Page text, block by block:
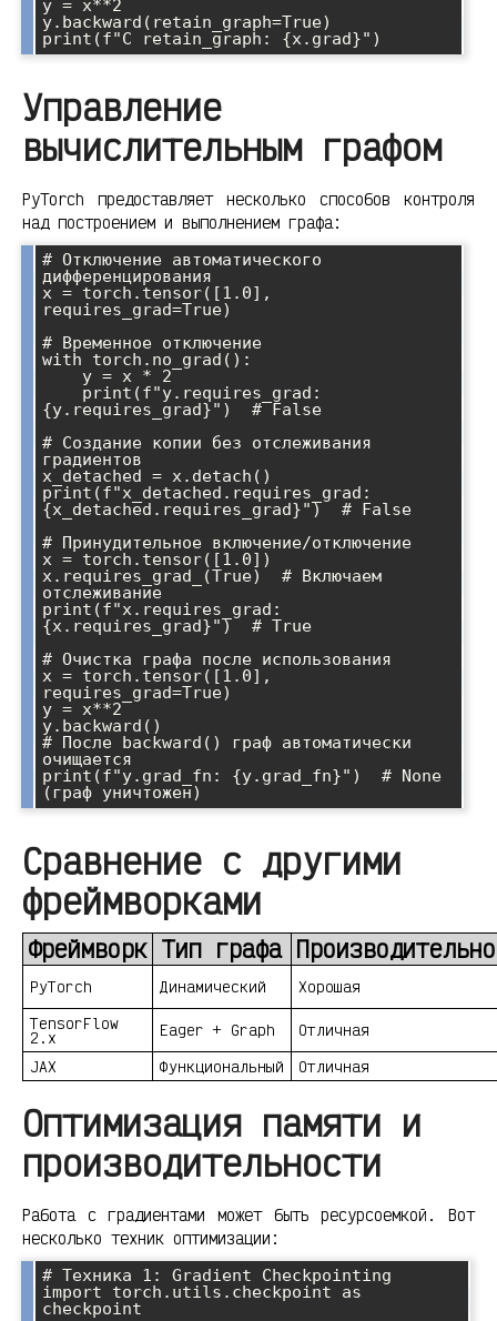
y = x**2
y.backward(retain_graph=True)
Управление
вычислительным графом
PyTorch предоставляет несколько способов контроля
над построением и выполнением графа:
# Отключение автоматического
дифференцирования
x = torch.tensor([1.0],
requires_grad=True)
# Временное отключение
with torch.no_grad():
{y.requires_grad}")  # False
# Создание копии без отслеживания
градиентов
x_detached = x.detach()
print(f"x_detached.requires_grad:
{x_detached.requires_grad}")  # False
# Принудительное включение/отключение
x = torch.tensor([1.0])
x.requires_grad_(True)  # Включаем
отслеживание
print(f"x.requires_grad:
{x.requires_grad}")  # True
# Очистка графа после использования
x = torch.tensor([1.0],
requires_grad=True)
y = x**2
y.backward()
# После backward() граф автоматически
очищается
print(f"y.grad_fn: {y.grad_fn}")  # None
Сравнение с другими
фреймворками
Фреймворк Тип графа
PyTorch Динамический
Хорошая
TensorFlow
2.x Eager + Graph
Отличная
JAX
Функциональный Отличная
Оптимизация памяти и
производительности
Работа с градиентами может быть ресурсоемкой. Вот
несколько техник оптимизации:
# Техника 1: Gradient Checkpointing
import torch.utils.checkpoint as
checkpoint